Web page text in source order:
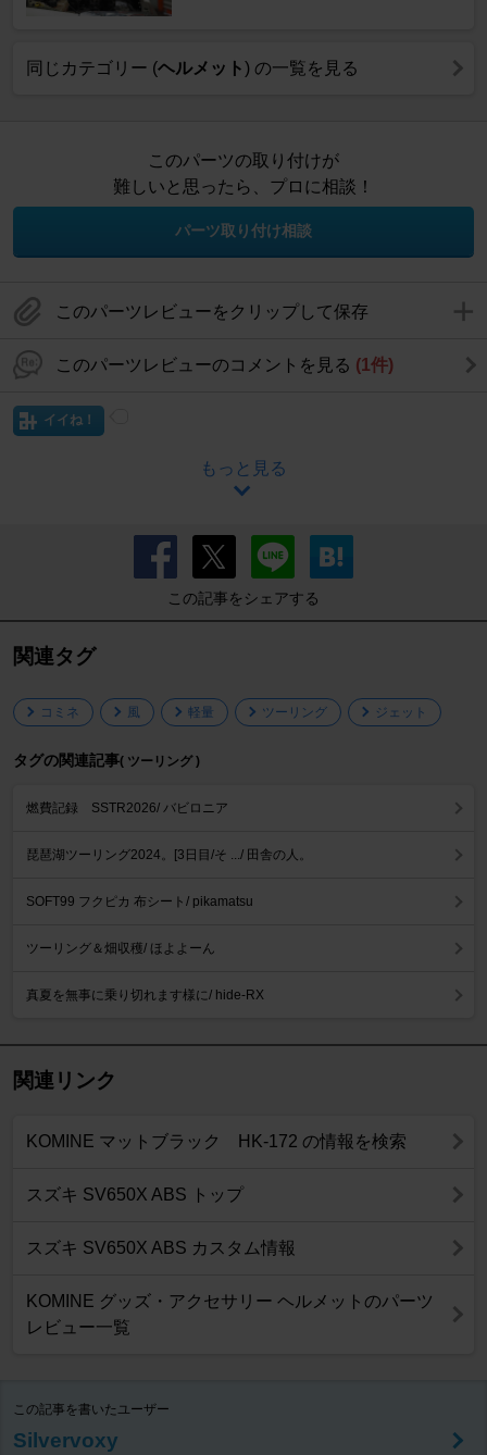
同じカテゴリー (ヘルメット) の一覧を見る
このパーツの取り付けが
難しいと思ったら、プロに相談！
パーツ取り付け相談
このパーツレビューをクリップして保存
このパーツレビューのコメントを見る (1件)
イイね！
もっと見る
この記事をシェアする
関連タグ
コミネ 風 軽量 ツーリング ジェット
タグの関連記事( ツーリング )
燃費記録 SSTR2026/ バビロニア
琵琶湖ツーリング2024。[3日目/そ .../ 田舎の人。
SOFT99 フクピカ 布シート/ pikamatsu
ツーリング＆畑収穫/ ほよよーん
真夏を無事に乗り切れます様に/ hide-RX
関連リンク
KOMINE マットブラック HK-172 の情報を検索
スズキ SV650X ABS トップ
スズキ SV650X ABS カスタム情報
KOMINE グッズ・アクセサリー ヘルメットのパーツ
レビュー一覧
この記事を書いたユーザー
Silvervoxy